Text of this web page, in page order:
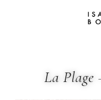
La Plage